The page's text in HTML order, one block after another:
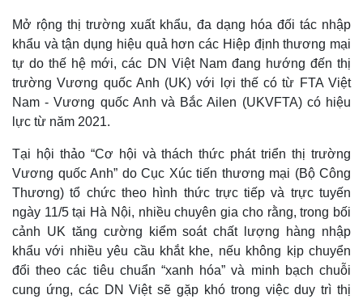
Mở rộng thị trường xuất khẩu, đa dạng hóa đối tác nhập
khẩu và tận dụng hiệu quả hơn các Hiệp định thương mại
tự do thế hệ mới, các DN Việt Nam đang hướng đến thị
trường Vương quốc Anh (UK) với lợi thế có từ FTA Việt
Nam - Vương quốc Anh và Bắc Ailen (UKVFTA) có hiệu
lực từ năm 2021.
Tại hội thảo “Cơ hội và thách thức phát triển thị trường
Vương quốc Anh” do Cục Xúc tiến thương mại (Bộ Công
Thương) tổ chức theo hình thức trực tiếp và trực tuyến
ngày 11/5 tại Hà Nội, nhiều chuyên gia cho rằng, trong bối
cảnh UK tăng cường kiểm soát chất lượng hàng nhập
khẩu với nhiều yêu cầu khắt khe, nếu không kịp chuyển
đổi theo các tiêu chuẩn “xanh hóa” và minh bạch chuỗi
cung ứng, các DN Việt sẽ gặp khó trong việc duy trì thị